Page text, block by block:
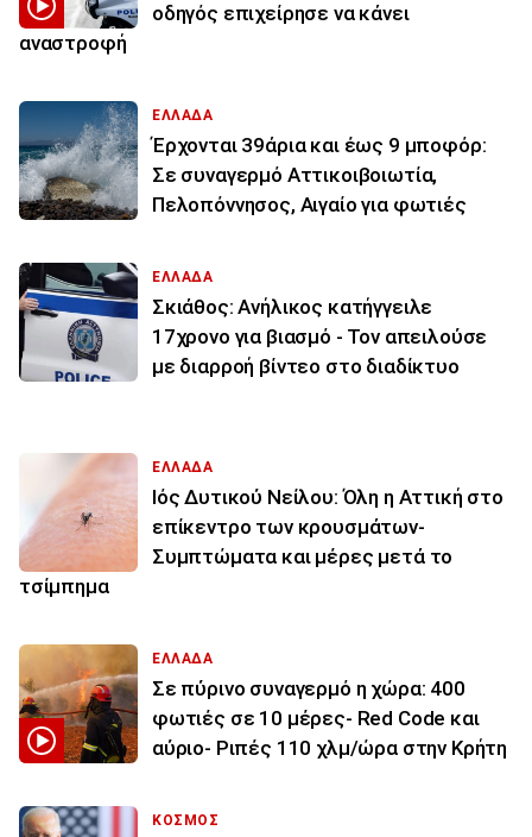
οδηγός επιχείρησε να κάνει
αναστροφή
ΕΛΛΑΔΑ
Έρχονται 39άρια και έως 9 μποφόρ:
Σε συναγερμό Αττικοιβοιωτία,
Πελοπόννησος, Αιγαίο για φωτιές
ΕΛΛΑΔΑ
Σκιάθος: Ανήλικος κατήγγειλε
17χρονο για βιασμό - Τον απειλούσε
με διαρροή βίντεο στο διαδίκτυο
ΕΛΛΑΔΑ
Ιός Δυτικού Νείλου: Όλη η Αττική στο
επίκεντρο των κρουσμάτων-
Συμπτώματα και μέρες μετά το
τσίμπημα
ΕΛΛΑΔΑ
Σε πύρινο συναγερμό η χώρα: 400
φωτιές σε 10 μέρες- Red Code και
αύριο- Ριπές 110 χλμ/ώρα στην Κρήτη
ΚΟΣΜΟΣ